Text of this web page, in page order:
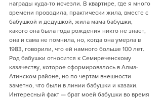
награды куда-то исчезли. В квартире, где я много
времени проводила, практически жила, вместе с
бабушкой и дедушкой, жила мама бабушки,
какого она была года рождения никто не знает,
она и сама не помнила, но, когда она умерла в
1983, говорили, что ей намного больше 100 лет.
Род бабушки относится к Семиреченскому
казачеству, которое сформировалось в Алма-
Атинском районе, но по чертам внешности
заметно, что были в линии бабушки и казахи.
Интересный факт — брат моей бабушки во время